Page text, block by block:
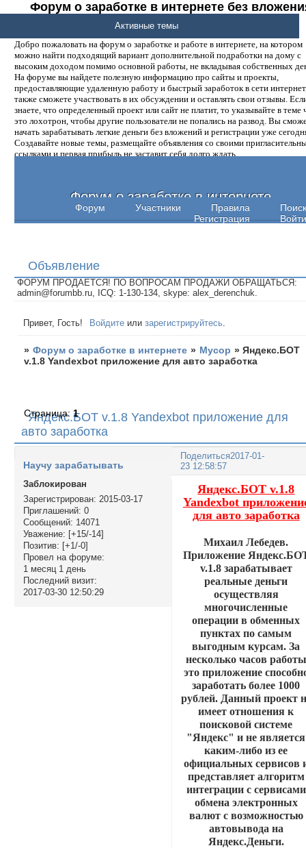
Форум о заработке в интернете без
денег.
Добро пожаловать на форум о заработке и работе в интернете, на котором
можно найти подходящий вариант дополнительной подработки на дому с
высоким доходом помимо основной работы, не вкладывая собственных
На форуме вы найдете полезную информацию про сайты и проекты,
предоставляющие удаленную работу и быстрый заработок в сети
также сможете участвовать в их обсуждении и оставлять свои отзывы.
знаете, что определенный проект или сайт не платит, то указывайте в теме
это лохотрон, чтобы другие пользователи не попались на развод. Вы
начать зарабатывать легкие деньги без вложений и регистрации уже
Создавайте новые темы, размещайте объявления со своими
ссылками и первая прибыль не заставит себя долго ждать.
Форум о заработке в интернете
Форум Участники Правила
Поиск
Регистрация
Войти
Активные темы
Объявление
ФОРУМ ПРОДАЕТСЯ! ПО ВОПРОСАМ ПРОДАЖИ ОБРАЩАТЬСЯ:
admin@forumbb.ru, ICQ: 1-130-134, skype: alex_derenchuk.
Привет, Гость! Войдите илизарегистрируйтесь
» Форум о заработке в интернете » Мусор »Яндекс.БОТ
v.1.8 Yandexbot приложение для авто заработка
Яндекс.БОТ v.1.8 Yandexbot приложение для
авто заработка
Страница: 1
Поделиться2017-01-
23 12:58:57
Научу зарабатывать
Заблокирован
Зарегистрирован: 2015-03-17
Приглашений: 0
Сообщений: 14071
Уважение: [+15/-14]
Позитив: [+1/-0]
Провел на форуме:
1 месяц 1 день
Последний визит:
2017-03-30 12:50:29
Яндекс.БОТ v.1.8
Yandexbot
для авто заработка
Михаил Лебедев.
Приложение
v.1.8 зарабатывает
реальные деньги
осуществляя
многочисленные
операции в обменных
пунктах по самым
выгодным курсам. За
несколько часов работы
это приложение
заработать более 1000
рублей. Данный проект
имеет отношения к
поисковой системе
"Яндекс" и не является
каким-либо из ее
официальных сервисов
представляет алгоритм
интеграции с сервисами
обмена электронных
валют с возможностью
автовывода на
Яндекс.Деньги.